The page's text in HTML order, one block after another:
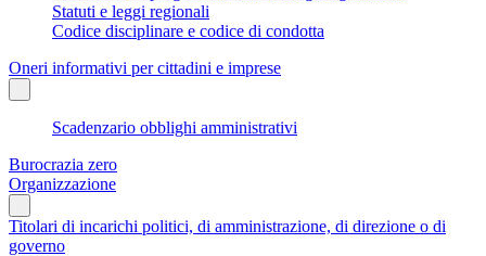
Statuti e leggi regionali
Codice disciplinare e codice di condotta
Oneri informativi per cittadini e imprese
Scadenzario obblighi amministrativi
Burocrazia zero
Organizzazione
Titolari di incarichi politici, di amministrazione, di direzione o di
governo